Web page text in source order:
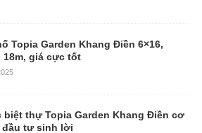
Topia Garden Khang Điền 6×16,
giá cực tốt
biệt thự Topia Garden Khang Điền cơ
đầu tư sinh lời